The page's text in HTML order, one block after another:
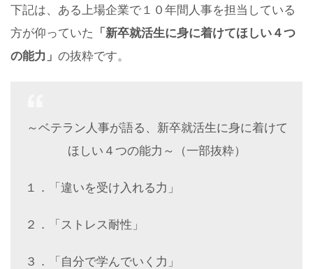
下記は、ある上場企業で１０年間人事を担当している
方が仰っていた
「新卒就活生に身に着けてほしい４つ
の能力」 の抜粋です。
～ベテラン人事が語る、新卒就活生に身に着けて
ほしい４つの能力～（一部抜粋）
１．「違いを受け入れる力」
２．「ストレス耐性」
３．「自分で学んでいく力」